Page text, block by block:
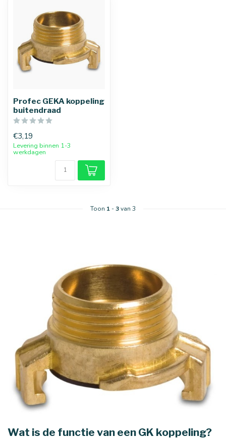
Profec GEKA koppeling
buitendraad
€3,19
Levering binnen 1-3
werkdagen
Toon 1 -3van 3
Wat is de functie van een GK koppeling?